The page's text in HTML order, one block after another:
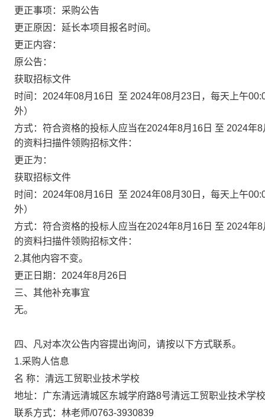
更正事项：采购公告
更正原因：延长本项目报名时间。
更正内容：
原公告 ：
获取招标文件
时间： 2024年08月 16 日 至 2024年08月 23 日，每天上午
外）
方式：符合资格的投标人应当在2024年8月 16 日 至 2024年8
的资料扫描件领购招标文件：
更正为：
获取招标文件
时间： 2024年08月 16 日 至 2024年08月 30 日，每天上午
外）
方式：符合资格的投标人应当在2024年8月 16 日 至 2024年8
的资料扫描件领购招标文件：
2.其他内容不变。
更正日期： 2024年8月 26 日
三、其他补充事宜
无。
四、凡对本次公告内容提出询问，请按以下方式联系。
1.采购人信息
名 称：清远工贸职业技术学校
地址：广东清远清城区东城学府路8号清远工贸职
联系方式：林老师/0763-3930839